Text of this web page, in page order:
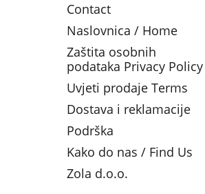
Contact
Naslovnica / Home
Zaštita osobnih
podataka Privacy Policy
Uvjeti prodaje Terms
Dostava i reklamacije
Podrška
Kako do nas / Find Us
Zola d.o.o.